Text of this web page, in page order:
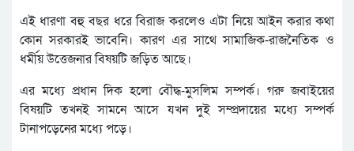
এই ধারণা বহু বছর ধরে বিরাজ করলেও এটা নিয়ে আইন করার কথা
কোন সরকারই ভাবেনি। কারণ এর সাথে সামাজিক-রাজনৈতিক ও
ধর্মীয় উত্তেজনার বিষয়টি জড়িত আছে।
এর মধ্যে প্রধান দিক হলো বৌদ্ধ-মুসলিম সম্পর্ক। গরু জবাইয়ের
বিষয়টি তখনই সামনে আসে যখন দুই সম্প্রদায়ের মধ্যে সম্পর্ক
টানাপড়েনের মধ্যে পড়ে।